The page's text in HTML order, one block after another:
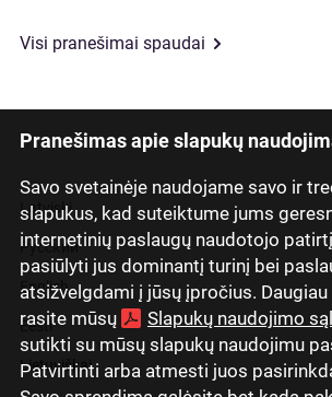
Pranešimas apie slapukų
Savo svetainėje naudojame savo ir
slapukus, kad suteiktume jums
internetinių paslaugų naudotojo
pasiūlyti jus dominantį turinį bei
atsižvelgdami į jūsų įpročius.
rasite mūsų
Slapukų naudojimo
sutikti su mūsų slapukų naudojimu
Patvirtinti arba atmesti juos
Visi pranešimai spaudai
Latviski
Русский
English
Eesti
Lietuviškai